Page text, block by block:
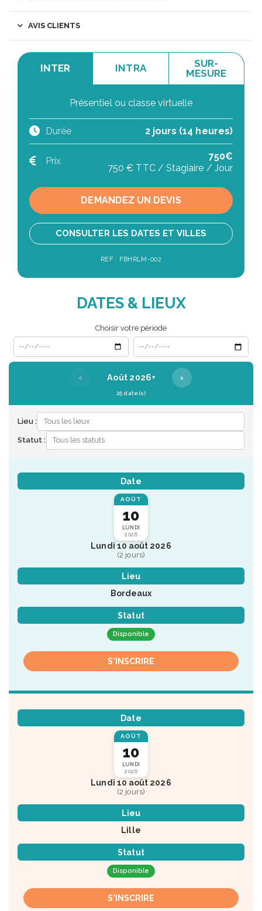
AVIS CLIENTS
INTER INTRA
SUR-
MESURE
Présentiel ou classe virtuelle
Durée 2 jours (14 heures)
Prix
750€
750 € TTC / Stagiaire / Jour
DEMANDEZ UN DEVIS
CONSULTER LES DATES ET VILLES
REF : FBHRLM-002
DATES & LIEUX
Choisir votre période
Date de début
Date de fin
‹ Août 2026▾ ›
25 date(s)
Lieu :
Statut :
Date
AOÛT
10
LUNDI
2026
Lundi 10 août 2026
(2 jours)
Lieu
Bordeaux
Statut
Disponible
S'INSCRIRE
Date
AOÛT
10
LUNDI
2026
Lundi 10 août 2026
(2 jours)
Lieu
Lille
Statut
Disponible
S'INSCRIRE